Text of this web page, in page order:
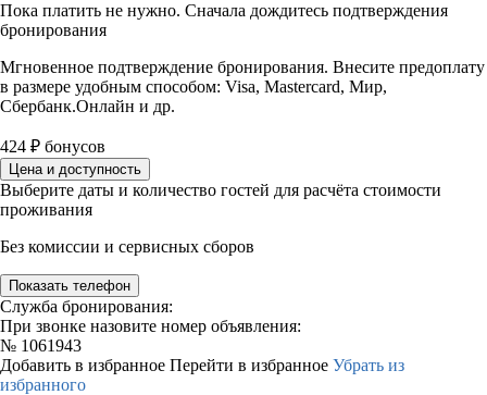
Пока платить не нужно. Сначала дождитесь подтверждения
бронирования
Мгновенное подтверждение бронирования. Внесите предоплату
в размере удобным способом: Visa, Mastercard, Мир,
Сбербанк.Онлайн и др.
424 ₽ бонусов
Цена и доступность
Выберите даты и количество гостей для расчёта стоимости
проживания
Без комиссии и сервисных сборов
Показать телефон
Служба бронирования:
При звонке назовите номер объявления:
№ 1061943
Добавить в избранное Перейти в избранное Убрать из
избранного